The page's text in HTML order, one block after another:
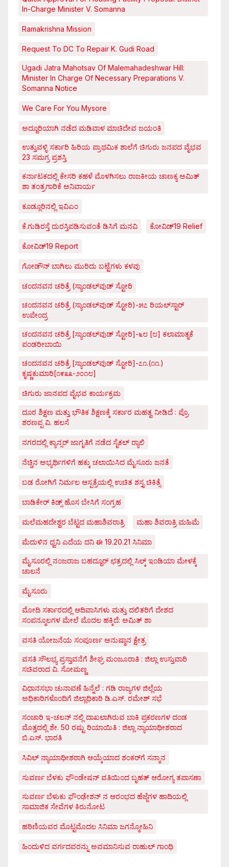
In-Charge Minister V. Somanna
Ramakrishna Mission
Request To DC To Repair K. Gudi Road
Ugadi Jatra Mahotsav Of Malemahadeshwar Hill:
Minister In Charge Of Necessary Preparations V.
Somanna Notice
We Care For You Mysore
ಅದ್ದೂರಿಯಾಗಿ ನಡೆದ ಮಡಿವಾಳ ಮಾಚಿದೇವ ಜಯಂತಿ
ಉತ್ತುವಳ್ಳಿ ಸರ್ಕಾರಿ ಹಿರಿಯ ಪ್ರಾಥಮಿಕ ಶಾಲೆಗೆ ಚಿಗುರು ಜನಪದ ವೈಭವ
23 ಸಮಗ್ರ ಪ್ರಶಸ್ತಿ
ಕರ್ನಾಟಕದಲ್ಲಿ ಕೇಸರಿ ಕಹಳೆ ಮೊಳಗಿಸಲು ರಾಜಕೀಯ ಚಾಣಕ್ಯ ಅಮಿತ್
ಶಾ ತಂತ್ರಗಾರಿಕೆ ಅನಿವಾರ್ಯ
ಕೂಡ್ಲೂರಿನಲ್ಲಿ ಇವಿಎಂ
ಕೆ.ಗುಡಿರಸ್ತೆ ದುರಸ್ತಿಪಡಿಸುವಂತೆ ಡಿಸಿಗೆ ಮನವಿ ಕೋವಿಡ್‌19 Relief
ಕೋವಿಡ್‌19 Report
ಗೋಡೌನ್ ಬಾಗಿಲು ಮುರಿದು ಬಟ್ಟೆಗಳು ಕಳವು
ಚಂದನವನ ಚರಿತ್ರೆ (ಸ್ಯಾಂಡಲ್‌ವುಡ್ ಸ್ಟೋರಿ
ಚಂದನವನ ಚರಿತ್ರೆ (ಸ್ಯಾಂಡಲ್‌ವುಡ್ ಸ್ಟೋರಿ)-೫೭ ರಿಯಲ್‌ಸ್ಟಾರ್
ಉಪೇಂದ್ರ
ಚಂದನವನ ಚರಿತ್ರೆ [ಸ್ಯಾಂಡಲ್‌ವುಡ್ ಸ್ಟೋರಿ]-೬೮ [೮] ಕಲಾಮಾತೃಕೆ
ಪಂಡರೀಬಾಯಿ
ಚಂದನವನ ಚರಿತ್ರೆ [ಸ್ಯಾಂಡಲ್‌ವುಡ್ ಸ್ಟೋರಿ]-೭೧.(೧೧.)
ಕೃಷ್ಣಕುಮಾರಿ[೧೯೩೩-೨೦೧೮]
ಚಿಗುರು ಜಾನಪದ ವೈಭವ ಕಾರ್ಯಕ್ರಮ
ದೂರ ಶಿಕ್ಷಣ ಮತ್ತು ಭೌತಿಕ ಶಿಕ್ಷಣಕ್ಕೆ ಸರ್ಕಾರ ಮಹತ್ವ ನೀಡಿದೆ : ಪ್ರೊ.
ಶರಣಪ್ಪ ವಿ. ಹಲಸೆ
ನಗರದಲ್ಲಿ ಕ್ಯಾನ್ಸರ್ ಜಾಗೃತಿಗೆ ನಡೆದ ಸೈಕಲ್ ರ್‍ಯಾಲಿ
ನೆಚ್ಚಿನ ಅಭ್ಯರ್ಥಿಗಳಿಗೆ ಹಕ್ಕು ಚಲಾಯಿಸಿದ ಮೈಸೂರು ಜನತೆ
ಬಡ ರೋಗಿಗೆ ನಿರ್ಮಲ ಆಸ್ಪತ್ರೆಯಲ್ಲಿ ಉಚಿತ ಶಸ್ತೃ ಚಿಕಿತ್ಸೆ
ಬಾಡಿಕೇರ್ ಕಿಡ್ಸ್ ಹೊಸ ಬೇಸಿಗೆ ಸಂಗ್ರಹ
ಮಲೆಮಹದೇಶ್ವರ ಬೆಟ್ಟದ ಮಹಾಶಿವರಾತ್ರಿ ಮಹಾ ಶಿವರಾತ್ರಿ ಮಹಿಮೆ
ಮೆದುಳಿನ ಧ್ವನಿ ಎದೆಯ ದನಿ ಈ 19.20.21 ಸಿನಿಮಾ
ಮೈಸೂರಲ್ಲಿ ನಂಜರಾಜ ಬಹದ್ದೂರ್ ಛತ್ರದಲ್ಲಿ ಸಿಲ್ಕ್ ಇಂಡಿಯಾ ಮೇಳಕ್ಕೆ
ಚಾಲನೆ
ಮೈಸೂರು
ಮೋದಿ ಸರ್ಕಾರದಲ್ಲಿ ಆದಿವಾಸಿಗಳು ಮತ್ತು ದಲಿತರಿಗೆ ದೇಶದ
ಸಂಪನ್ಮೂಲಗಳ ಮೇಲೆ ಮೊದಲ ಹಕ್ಕಿದೆ: ಅಮಿತ್ ಶಾ
ವಸತಿ ಯೋಜನೆಯ ಸಂಪೂರ್ಣ ಅನುಷ್ಠಾನ ಕ್ಷೇತ್ರ
ವಸತಿ ಸೌಲಭ್ಯ ಪ್ರಸ್ತಾವನೆಗೆ ಶೀಘ್ರ ಮಂಜೂರಾತಿ : ಜಿಲ್ಲಾ ಉಸ್ತುವಾರಿ
ಸಚಿವರಾದ ವಿ. ಸೋಮಣ್ಣ
ವಿಧಾನಸಭಾ ಚುನಾವಣೆ ಹಿನ್ನೆಲೆ : ಗಡಿ ರಾಜ್ಯಗಳ ಜಿಲ್ಲೆಯ
ಅಧಿಕಾರಿಗಳೊಂದಿಗೆ ಜಿಲ್ಲಾಧಿಕಾರಿ ಡಿ.ಎಸ್. ರಮೇಶ್ ಸಭೆ
ಸಂಚಾರಿ ಇ-ಚಲನ್ ನಲ್ಲಿ ದಾಖಲಾಗಿರುವ ಬಾಕಿ ಪ್ರಕರಣಗಳ ದಂಡ
ಮೊತ್ತದಲ್ಲಿ ಶೇ. 50 ರಷ್ಟು ರಿಯಾಯಿತಿ : ಜಿಲ್ಲಾ ನ್ಯಾಯಾಧೀಶರಾದ
ಬಿ.ಎಸ್. ಭಾರತಿ
ಸಿವಿಲ್ ನ್ಯಾಯಾಧೀಶರಾಗಿ ಆಯ್ಕೆಯಾದ ಶಂಕರ್‌ಗೆ ಸನ್ಮಾನ
ಸುವರ್ಣ ಬೆಳಕು ಫೌಂಡೇಷನ್ ವತಿಯಿಂದ ಬೃಹತ್ ಆರೋಗ್ಯ ತಪಾಸಣಾ
ಸುವರ್ಣ ಬೆಳುಕು ಫೌಂಢೇಶನ್ ನ ಆರಂಭದ ಹೆಜ್ಜೆಗಳ ಹಾದಿಯಲ್ಲಿ
ಸಾಮಾಜಿಕ ಸೇವೆಗಳ ಕಿರುನೋಟ
ಹರಿಣಿಯವರ ಮೊಟ್ಟಮೊದಲ ಸಿನಿಮಾ ಜಗನ್ಮೋಹಿನಿ
ಹಿಂದುಳಿದ ವರ್ಗದವರನ್ನು ಅವಮಾನಿಸುವ ರಾಹುಲ್ ಗಾಂಧಿ